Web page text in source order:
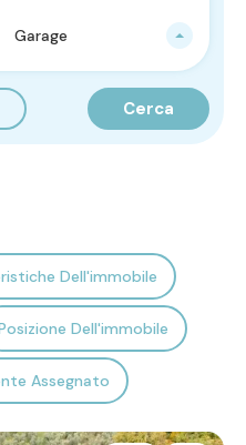
Garage
Cerca
Dell'immobile
Dell'immobile
Assegnato